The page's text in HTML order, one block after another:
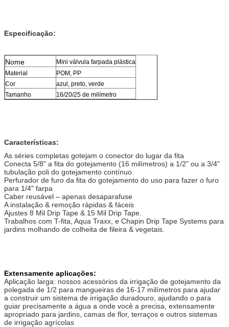
Especificação:
Nome
Mini válvula farpada plástica
Material
POM, PP
Cor
azul, preto, verde
Tamanho
16/20/25 de milímetro
Características:
As séries completas gotejam o conector do lugar da fita
Conecta 5/8" a fita do gotejamento (16 milímetros) a 1/2” ou a 3/4"
tubulação poli do gotejamento contínuo.
Perfurador de furo da fita do gotejamento do uso para fazer o furo
para 1/4" farpa
Caber reusável – apenas desaparafuse
A instalação & remoção rápidas & fáceis
Ajustes 8 Mil Drip Tape & 15 Mil Drip Tape.
Trabalhos com T-fita, Aqua Traxx, e Chapin Drip Tape Systems para
jardins molhando de colheita de fileira & vegetais.
Extensamente aplicações:
Aplicação larga: nossos acessórios da irrigação de gotejamento da
polegada de 1/2 para mangueiras de 16-17 milímetros para ajudar
a construir um sistema de irrigação duradouro, ajudando o para
guiar precisamente a água a onde você a precisa, extensamente
apropriado para jardins, camas de flor, terraços e outros sistemas
de irrigação agrícolas